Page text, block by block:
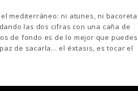
mediterráneo: ni atunes, ni
las dos cifras con una caña de
de fondo es de lo mejor que puedes
de sacarla... el éxtasis, es tocar el